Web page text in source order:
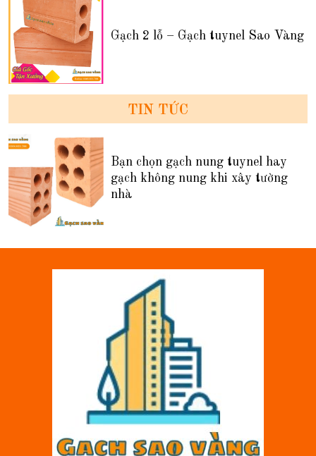
Gạch 2 lỗ – Gạch tuynel Sao Vàng
TIN TỨC
Bạn chọn gạch nung tuynel hay
gạch không nung khi xây tường
nhà